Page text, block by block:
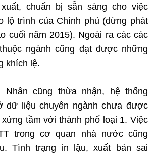
Cổng TTĐT - 18 Nguyễn Du, TP. Hà Nội
9506
Bộ Khoa Học và Công Nghệ
mst.gov.vn" khi phát hành lại thông tin từ
chuẩn bị sẵn sàng cho việc
lộ trình của Chính phủ (dừng phát
cuối năm 2015). Ngoài ra các các
ngành cũng đạt được những
khích lệ.
Nhân cũng thừa nhận, hệ thống
dữ liệu chuyên ngành chưa được
tầm với thành phố loại 1. Việc
trong cơ quan nhà nước cũng
Tình trạng in lậu, xuất bản sai